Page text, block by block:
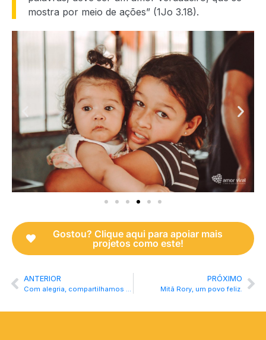
mostra por meio de ações” (1Jo 3.18).
Gostou? Clique aqui para apoiar mais
projetos como este!
ANTERIOR
Com alegria, compartilhamos as novas bênçãos!
PRÓXIMO
Mitã Rory, um povo feliz.